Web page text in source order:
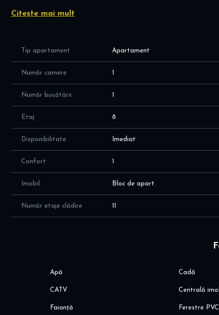
sauna si la restaurante.
Citește mai mult
Tip apartament Apartament
Număr camere 1
Număr bucătării 1
Etaj 8
Disponibilitate Imediat
Confort 1
Imobil Bloc de apart.
Număr etaje clădire 11
Apă Cadă
CATV Centrală
Faianță Ferestre PVC